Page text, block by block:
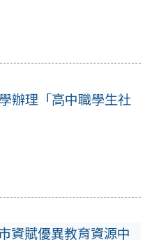
辦理「高中職學生社
資賦優異教育資源中